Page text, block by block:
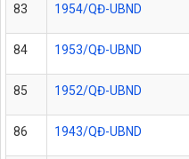
83 1954/QĐ-UBND
84 1953/QĐ-UBND
85 1952/QĐ-UBND
86 1943/QĐ-UBND